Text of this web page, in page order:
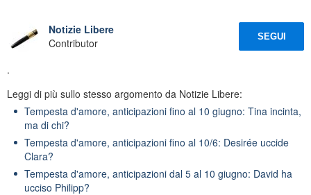
Notizie Libere
Contributor
SEGUI
.
Leggi di più sullo stesso argomento da Notizie Libere:
Tempesta d'amore, anticipazioni fino al 10 giugno: Tina incinta,
ma di chi?
Tempesta d'amore, anticipazioni fino al 10/6: Desirée uccide
Clara?
Tempesta d'amore, anticipazioni dal 5 al 10 giugno: David ha
ucciso Philipp?